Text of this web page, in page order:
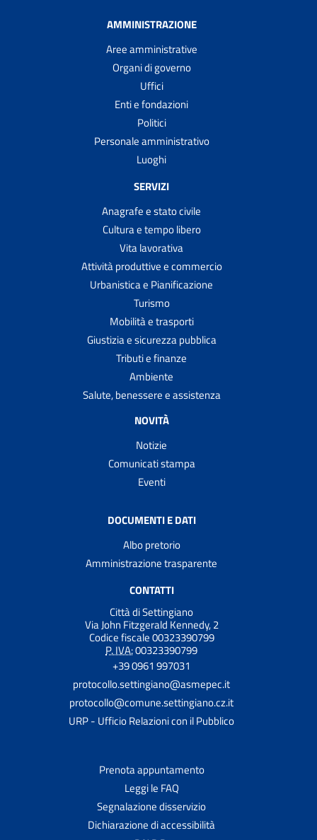
AMMINISTRAZIONE
Aree amministrative
Organi di governo
Uffici
Enti e fondazioni
Politici
Personale amministrativo
Luoghi
SERVIZI
Anagrafe e stato civile
Cultura e tempo libero
Vita lavorativa
Attività produttive e commercio
Urbanistica e Pianificazione
Turismo
Mobilità e trasporti
Giustizia e sicurezza pubblica
Tributi e finanze
Ambiente
Salute, benessere e assistenza
NOVITÀ
Notizie
Comunicati stampa
Eventi
DOCUMENTI E DATI
Albo pretorio
Amministrazione trasparente
CONTATTI
Città di Settingiano
Via John Fitzgerald Kennedy, 2
Codice fiscale 00323390799
P. IVA:00323390799
+39 0961 997031
protocollo.settingiano@asmepec.it
protocollo@comune.settingiano.cz.it
URP - Ufficio Relazioni con il Pubblico
Prenota appuntamento
Leggi le FAQ
Segnalazione disservizio
Dichiarazione di accessibilità